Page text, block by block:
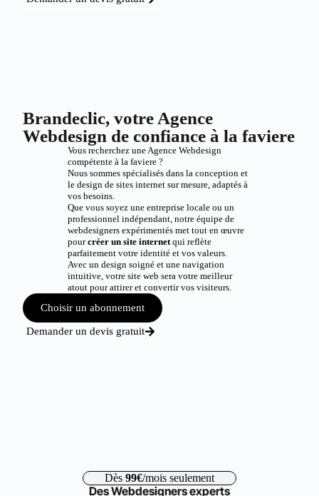
Brandeclic, votre Agence
Webdesign de confiance à la faviere
Vous recherchez une Agence Webdesign
compétente à la faviere ?
Nous sommes spécialisés dans la conception et
le design de sites internet sur mesure, adaptés à
vos besoins.
Que vous soyez une entreprise locale ou un
professionnel indépendant, notre équipe de
webdesigners expérimentés met tout en œuvre
pourcréer un site internetqui reflète
parfaitement votre identité et vos valeurs.
Avec un design soigné et une navigation
intuitive, votre site web sera votre meilleur
atout pour attirer et convertir vos visiteurs.
Choisir un abonnement
Demander un devis gratuit
Dès 99€/mois seulement
Des Webdesigners experts